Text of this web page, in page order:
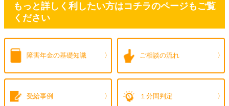
もっと詳しく利したい方はコチラのページもご覧
ください
障害年金の基礎知識 ご相談の流れ
受給事例 １分間判定